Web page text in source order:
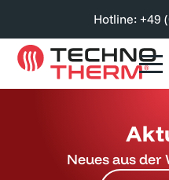
Hotline: +49
Neues aus der